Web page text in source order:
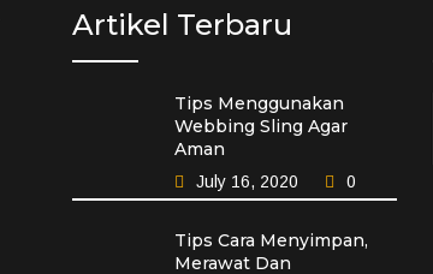
Artikel Terbaru
Tips Menggunakan
Webbing Sling Agar
Aman
July 16, 2020 0
Tips Cara Menyimpan,
Merawat Dan